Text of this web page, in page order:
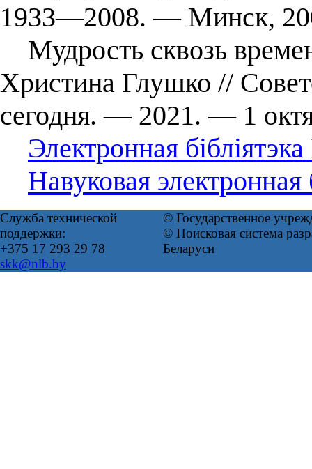
1933―2008. ― Минск,
Мудрость сквозь
Христина Глушко //
сегодня. — 2021. — 1
Электронная
Навуковая
Служба технической
поддержки:
+375 17 293 29 78
skk@nlb.by
© Государственное
© Поисковая система
Беларуси